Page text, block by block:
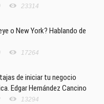
23314
o New York? Hablando de
17264
de iniciar tu negocio
Edgar Hernández Cancino
13294